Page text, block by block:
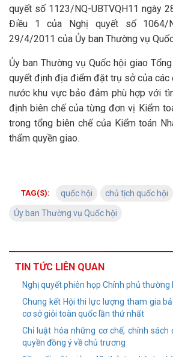
quyết số 1123/NQ-UBTVQH11 ngày
Điều 1 của Nghị quyết số 1064/
29/4/2011 của Ủy ban Thường vụ
Ủy ban Thường vụ Quốc hội giao
quyết định địa điểm đặt trụ sở của các
nước khu vực bảo đảm phù hợp với
định biên chế của từng đơn vị Kiểm
trong tổng biên chế của Kiểm toán
thẩm quyền giao.
TAG(S): quốc hội chủ tịch quốc hội
Ủy ban Thường vụ Quốc hội
TIN TỨC LIÊN QUAN
Nghị quyết phiên họp Chính phủ
Chung kết Hội thi lực lượng tham gia
cơ sở giỏi toàn quốc lần thứ nhất
Chỉ luật hóa những cơ chế, chính
quyền đồng ý về chủ trương